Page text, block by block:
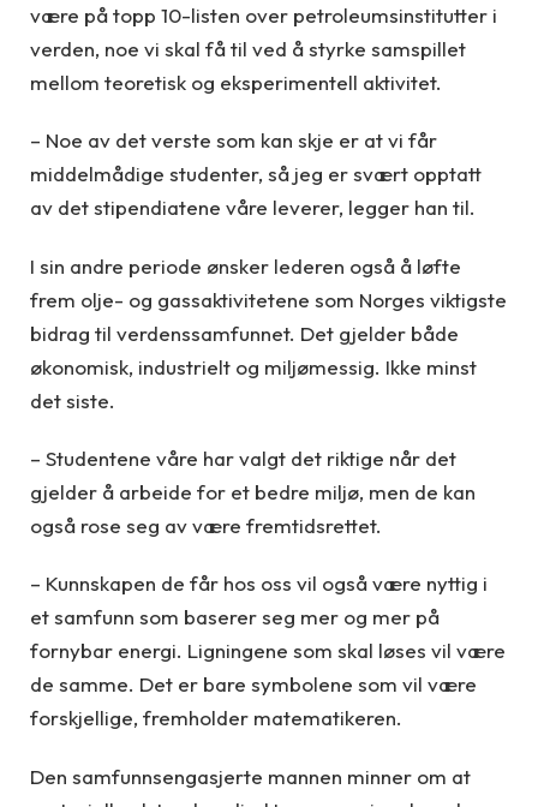
være på topp 10-listen over petroleumsinstitutter i
verden, noe vi skal få til ved å styrke samspillet
mellom teoretisk og eksperimentell aktivitet.
– Noe av det verste som kan skje er at vi får
middelmådige studenter, så jeg er svært opptatt
av det stipendiatene våre leverer, legger han til.
I sin andre periode ønsker lederen også å løfte
frem olje- og gassaktivitetene som Norges viktigste
bidrag til verdenssamfunnet. Det gjelder både
økonomisk, industrielt og miljømessig. Ikke minst
det siste.
– Studentene våre har valgt det riktige når det
gjelder å arbeide for et bedre miljø, men de kan
også rose seg av være fremtidsrettet.
– Kunnskapen de får hos oss vil også være nyttig i
et samfunn som baserer seg mer og mer på
fornybar energi. Ligningene som skal løses vil være
de samme. Det er bare symbolene som vil være
forskjellige, fremholder matematikeren.
Den samfunnsengasjerte mannen minner om at